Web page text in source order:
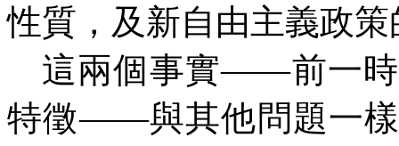
性質，及新自由主義政
這兩個事實——前一時
特徵——與其他問題一樣